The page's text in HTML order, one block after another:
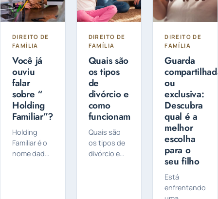
DIREITO DE
FAMÍLIA
Você já
ouviu
falar
sobre “
Holding
Familiar”?
Holding
Familiar é o
nome dado
DIREITO DE
FAMÍLIA
Quais são
os tipos
de
divórcio e
como
funcionam
Quais são
os tipos de
divórcio e
DIREITO DE
FAMÍLIA
Guarda
ou
exclusiva:
Descubra
qual é a
melhor
escolha
para o
seu filho
Está
enfrentando